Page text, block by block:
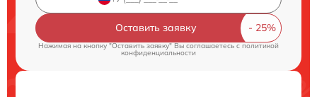
Оставить заявку
Нажимая на кнопку "Оставить заявку" Вы соглашаетесь cполитикой
конфиденциальности